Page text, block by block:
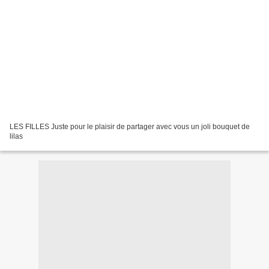
LES FILLES Juste pour le plaisir de partager avec vous un joli bouquet de
lilas